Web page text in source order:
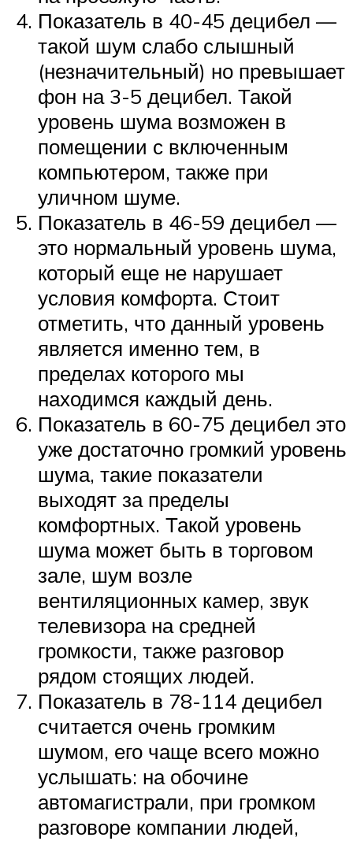
Показатель в 40-45 децибел —
такой шум слабо слышный
(незначительный) но превышает
фон на 3-5 децибел. Такой
уровень шума возможен в
помещении с включенным
компьютером, также при
уличном шуме.
Показатель в 46-59 децибел —
это нормальный уровень шума,
который еще не нарушает
условия комфорта. Стоит
отметить, что данный уровень
является именно тем, в
пределах которого мы
находимся каждый день.
Показатель в 60-75 децибел это
уже достаточно громкий уровень
шума, такие показатели
выходят за пределы
комфортных. Такой уровень
шума может быть в торговом
зале, шум возле
вентиляционных камер, звук
телевизора на средней
громкости, также разговор
рядом стоящих людей.
Показатель в 78-114 децибел
считается очень громким
шумом, его чаще всего можно
услышать: на обочине
автомагистрали, при громком
разговоре компании людей,